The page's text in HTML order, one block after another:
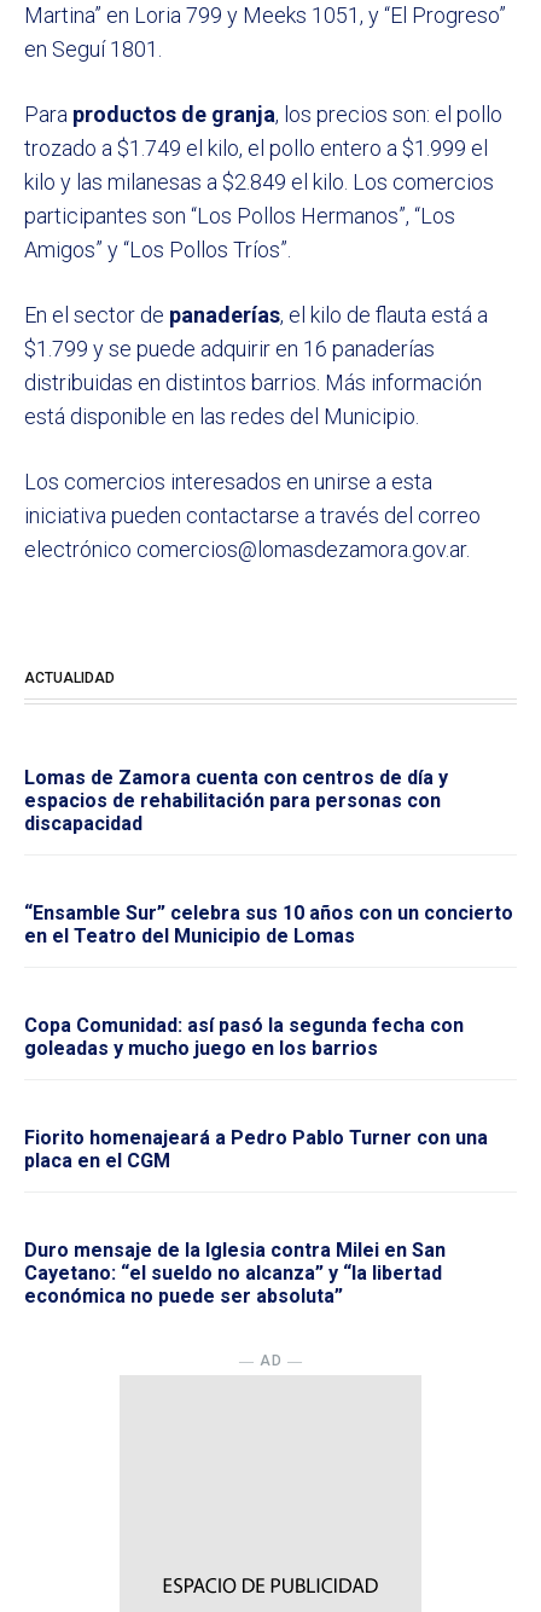
Martina” en Loria 799 y Meeks 1051, y “El Progreso”
en Seguí 1801.
Para productos de granja, los precios son: el pollo
trozado a $1.749 el kilo, el pollo entero a $1.999 el
kilo y las milanesas a $2.849 el kilo. Los comercios
participantes son “Los Pollos Hermanos”, “Los
Amigos” y “Los Pollos Tríos”.
En el sector de panaderías, el kilo de flauta está a
$1.799 y se puede adquirir en 16 panaderías
distribuidas en distintos barrios. Más información
está disponible en las redes del Municipio.
Los comercios interesados en unirse a esta
iniciativa pueden contactarse a través del correo
electrónico comercios@lomasdezamora.gov.ar.
ACTUALIDAD
Lomas de Zamora cuenta con centros de día y
espacios de rehabilitación para personas con
discapacidad
“Ensamble Sur” celebra sus 10 años con un concierto
en el Teatro del Municipio de Lomas
Copa Comunidad: así pasó la segunda fecha con
goleadas y mucho juego en los barrios
Fiorito homenajeará a Pedro Pablo Turner con una
placa en el CGM
Duro mensaje de la Iglesia contra Milei en San
Cayetano: “el sueldo no alcanza” y “la libertad
económica no puede ser absoluta”
― AD ―